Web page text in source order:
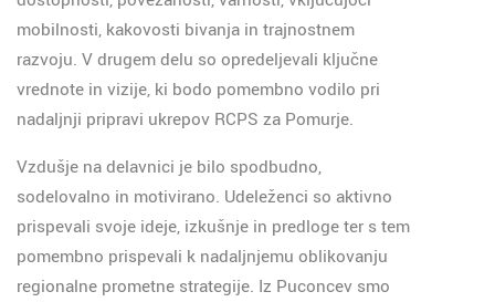
mobilnosti, kakovosti bivanja in trajnostnem
razvoju. V drugem delu so opredeljevali ključne
vrednote in vizije, ki bodo pomembno vodilo pri
nadaljnji pripravi ukrepov RCPS za Pomurje.
Vzdušje na delavnici je bilo spodbudno,
sodelovalno in motivirano. Udeleženci so aktivno
prispevali svoje ideje, izkušnje in predloge ter s tem
pomembno prispevali k nadaljnjemu oblikovanju
regionalne prometne strategije. Iz Puconcev smo